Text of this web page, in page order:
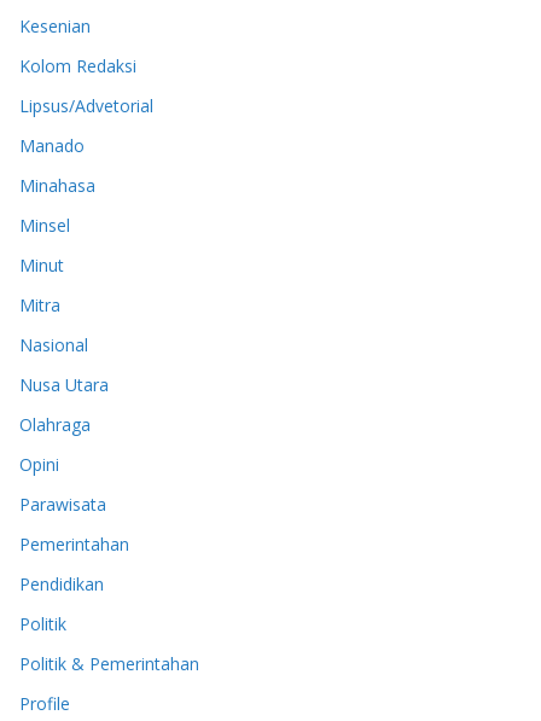
Kesenian
Kolom Redaksi
Lipsus/Advetorial
Manado
Minahasa
Minsel
Minut
Mitra
Nasional
Nusa Utara
Olahraga
Opini
Parawisata
Pemerintahan
Pendidikan
Politik
Politik & Pemerintahan
Profile